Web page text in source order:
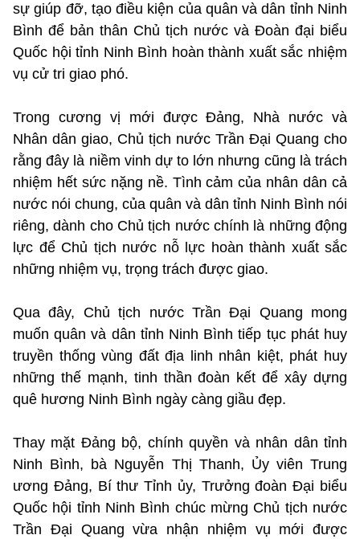
sự giúp đỡ, tạo điều kiện của quân và dân tỉnh Ninh
Bình để bản thân Chủ tịch nước và Đoàn đại biểu
Quốc hội tỉnh Ninh Bình hoàn thành xuất sắc nhiệm
vụ cử tri giao phó.
Trong cương vị mới được Đảng, Nhà nước và
Nhân dân giao, Chủ tịch nước Trần Đại Quang cho
rằng đây là niềm vinh dự to lớn nhưng cũng là trách
nhiệm hết sức nặng nề. Tình cảm của nhân dân cả
nước nói chung, của quân và dân tỉnh Ninh Bình nói
riêng, dành cho Chủ tịch nước chính là những động
lực để Chủ tịch nước nỗ lực hoàn thành xuất sắc
những nhiệm vụ, trọng trách được giao.
Qua đây, Chủ tịch nước Trần Đại Quang mong
muốn quân và dân tỉnh Ninh Bình tiếp tục phát huy
truyền thống vùng đất địa linh nhân kiệt, phát huy
những thế mạnh, tinh thần đoàn kết để xây dựng
quê hương Ninh Bình ngày càng giầu đẹp.
Thay mặt Đảng bộ, chính quyền và nhân dân tỉnh
Ninh Bình, bà Nguyễn Thị Thanh, Ủy viên Trung
ương Đảng, Bí thư Tỉnh ủy, Trưởng đoàn Đại biểu
Quốc hội tỉnh Ninh Bình chúc mừng Chủ tịch nước
Trần Đại Quang vừa nhận nhiệm vụ mới được